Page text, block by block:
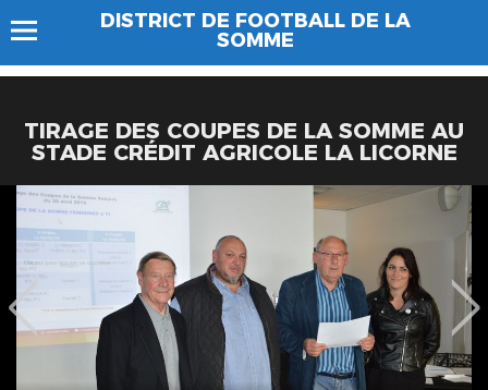
DISTRICT DE FOOTBALL DE LA
SOMME
TIRAGE DES COUPES DE LA SOMME AU
STADE CRÉDIT AGRICOLE LA LICORNE